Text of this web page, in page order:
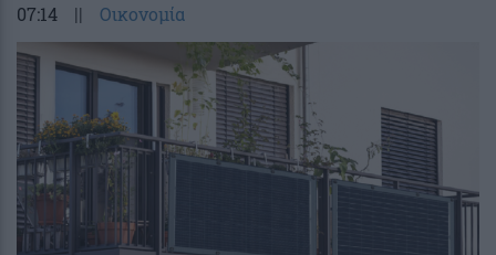
07:14 || Οικονομία